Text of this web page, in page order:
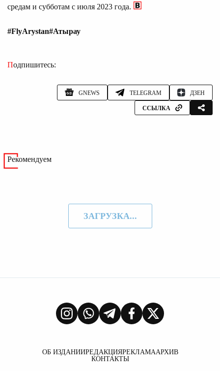
средам и субботам c июля 2023 года.
#FlyArystan#Атырау
Подпишитесь:
GNEWS TELEGRAM ДЗЕН
ССЫЛКА
Рекомендуем
ЗАГРУЗКА...
ОБ ИЗДАНИИРЕДАКЦИЯРЕКЛАМААРХИВ
КОНТАКТЫ